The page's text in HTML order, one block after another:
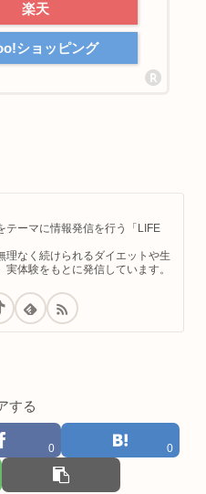
楽天
ショッピング
テーマに情報発信を行う「LIFE
理なく続けられるダイエットや生
実体験をもとに発信しています。
する
0 0